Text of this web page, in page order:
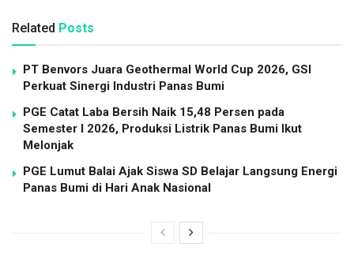
Related Posts
PT Benvors Juara Geothermal World Cup 2026, GSI
Perkuat Sinergi Industri Panas Bumi
PGE Catat Laba Bersih Naik 15,48 Persen pada
Semester I 2026, Produksi Listrik Panas Bumi Ikut
Melonjak
PGE Lumut Balai Ajak Siswa SD Belajar Langsung Energi
Panas Bumi di Hari Anak Nasional